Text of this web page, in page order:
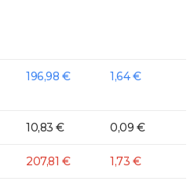
196,98 € 1,64 €
10,83 € 0,09 €
207,81 € 1,73 €